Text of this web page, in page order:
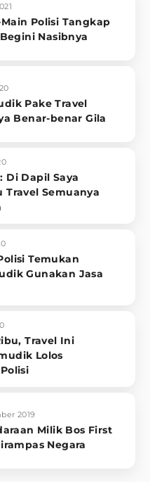
Polisi Tangkap
Nasibnya
Pake Travel
Benar-benar Gila
Di Dapil Saya
Travel Semuanya
Temukan
Gunakan Jasa
Travel Ini
Lolos
2019
Milik Bos First
Negara